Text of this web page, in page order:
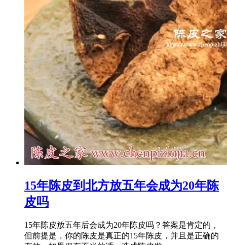
15年陈皮到北方放五年会成为20年陈
皮吗
15年陈皮放五年后会成为20年陈皮吗？答案是肯定的，
但前提是，你的陈皮是真正的15年陈皮，并且是正确的